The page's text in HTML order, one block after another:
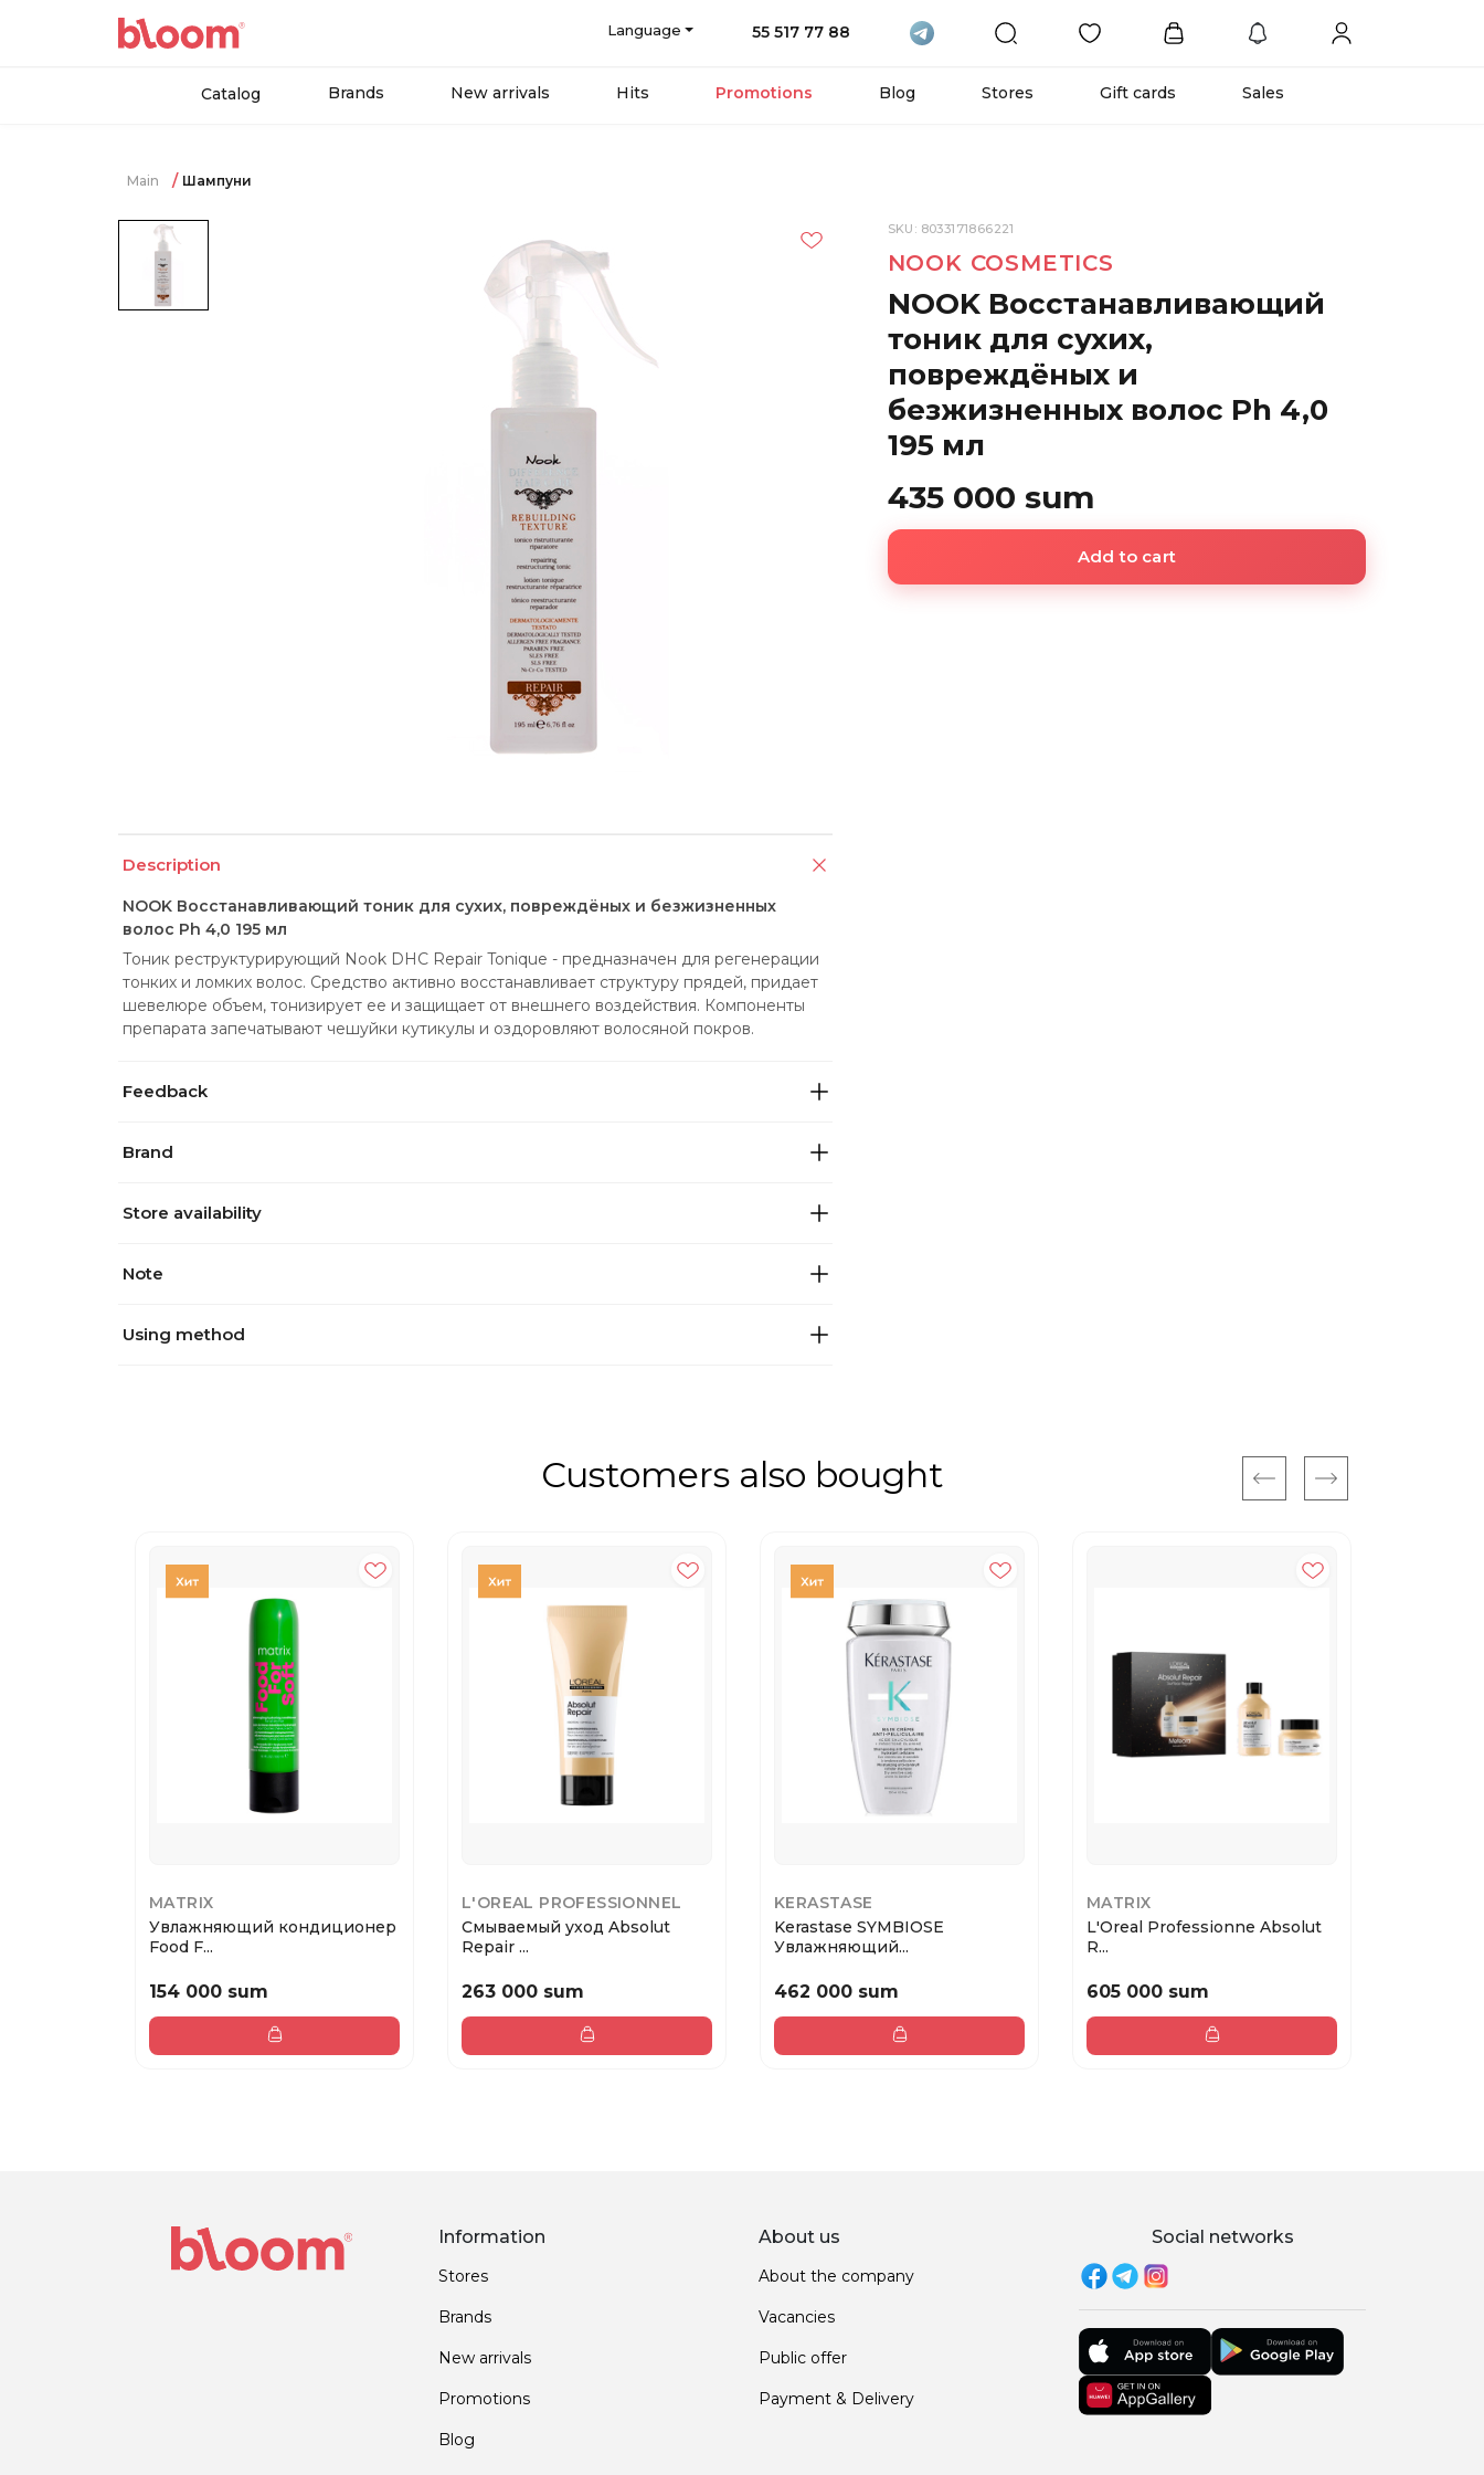
Language 55 517 77 88
Catalog Brands New arrivals Hits Promotions Blog Stores Gift cards Sales
Main Шампуни
Description
NOOK Восстанавливающий тоник для сухих, повреждёных и безжизненных
волос Ph 4,0 195 мл
Тоник реструктурирующий Nook DHC Repair Tonique - предназначен для регенерации
тонких и ломких волос. Средство активно восстанавливает структуру прядей, придает
шевелюре объем, тонизирует ее и защищает от внешнего воздействия. Компоненты
препарата запечатывают чешуйки кутикулы и оздоровляют волосяной покров.
Feedback
Brand
Store availability
Note
Using method
SKU: 8033171866221
NOOK COSMETICS
NOOK Восстанавливающий
тоник для сухих,
повреждёных и
безжизненных волос Ph 4,0
195 мл
435 000 sum
Add to cart
Customers also bought
MATRIX
Увлажняющий кондиционер
Food F...
154 000 sum
L'OREAL PROFESSIONNEL
Смываемый уход Absolut
Repair ...
263 000 sum
KERASTASE
Kerastase SYMBIOSE
Увлажняющий...
462 000 sum
MATRIX
L'Oreal Professionne Absolut
R...
605 000 sum
Information
Stores
Brands
New arrivals
Promotions
Blog
About us
About the company
Vacancies
Public offer
Payment & Delivery
Social networks